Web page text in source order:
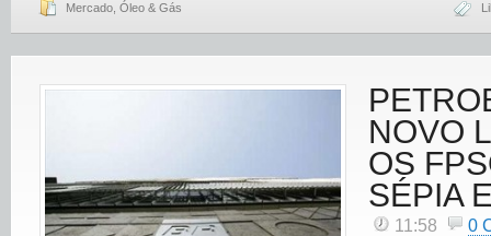
Mercado Óleo & Gás
NOVO
OS
SÉPIA
11:58 0